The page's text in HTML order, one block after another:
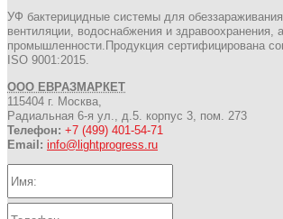
УФ бактерицидные системы для
вентиляции, водоснабжения и здравоохранения,
промышленности.Продукция сертифицирована
ISO 9001:2015.
ООО ЕВРАЗМАРКЕТ
115404 г. Москва,
Радиальная 6-я ул., д.5. корпус 3, пом. 273
Телефон: +7 (499) 401-54-71
Email: info@lightprogress.ru